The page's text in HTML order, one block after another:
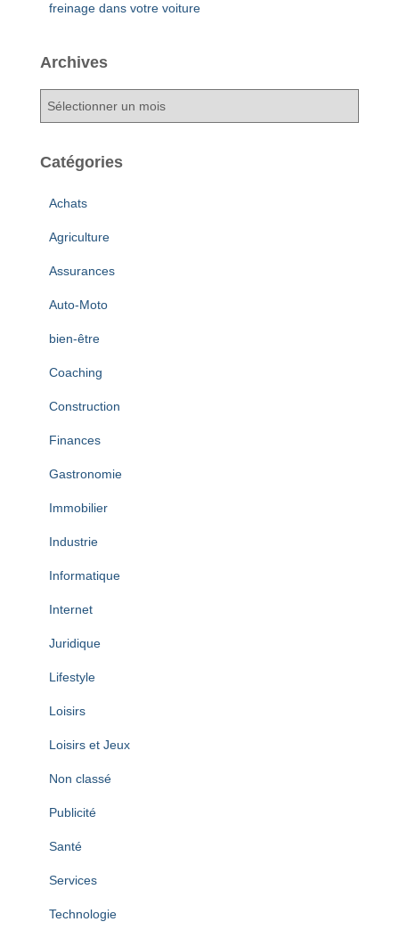
freinage dans votre voiture
Archives
h
Catégories
Achats
Agriculture
Assurances
Auto-Moto
bien-être
Coaching
Construction
Finances
Gastronomie
Immobilier
Industrie
Informatique
Internet
Juridique
Lifestyle
Loisirs
Loisirs et Jeux
Non classé
Publicité
Santé
Services
Technologie